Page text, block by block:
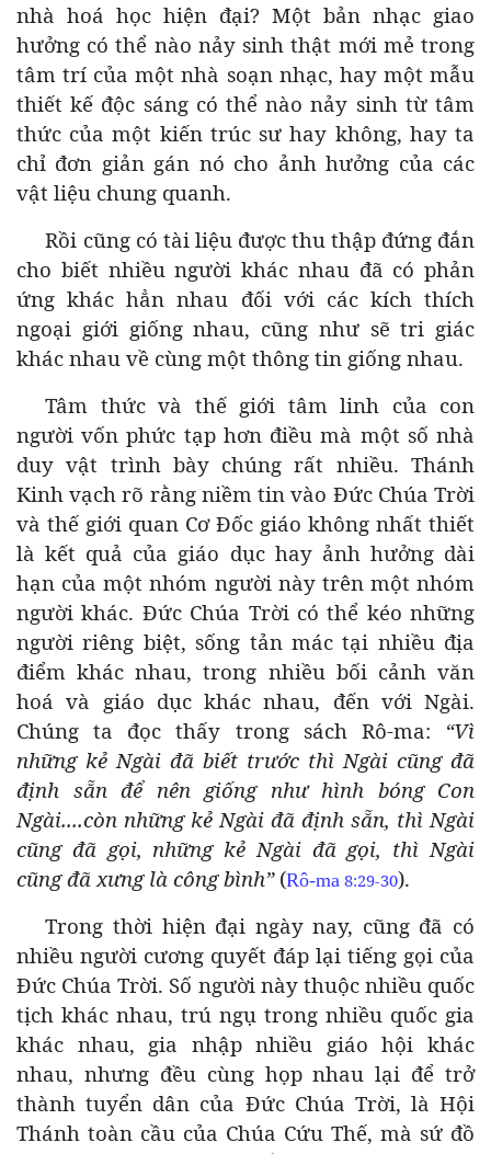
nhà hoá học hiện đại? Một bản nhạc giao
hưởng có thể nào nảy sinh thật mới mẻ trong
tâm trí của một nhà soạn nhạc, hay một mẫu
thiết kế độc sáng có thể nào nảy sinh từ tâm
thức của một kiến trúc sư hay không, hay ta
chỉ đơn giản gán nó cho ảnh hưởng của các
vật liệu chung quanh.
Rồi cũng có tài liệu được thu thập đứng đắn
cho biết nhiều người khác nhau đã có phản
ứng khác hẳn nhau đối với các kích thích
ngoại giới giống nhau, cũng như sẽ tri giác
khác nhau về cùng một thông tin giống nhau.
Tâm thức và thế giới tâm linh của con
người vốn phức tạp hơn điều mà một số nhà
duy vật trình bày chúng rất nhiều. Thánh
Kinh vạch rõ rằng niềm tin vào Đức Chúa Trời
và thế giới quan Cơ Đốc giáo không nhất thiết
là kết quả của giáo dục hay ảnh hưởng dài
hạn của một nhóm người này trên một nhóm
người khác. Đức Chúa Trời có thể kéo những
người riêng biệt, sống tản mác tại nhiều địa
điểm khác nhau, trong nhiều bối cảnh văn
hoá và giáo dục khác nhau, đến với Ngài.
Chúng ta đọc thấy trong sách Rô-ma: “Vì
những kẻ Ngài đã biết trước thì Ngài cũng đã
định sẵn để nên giống như hình bóng Con
Ngài....còn những kẻ Ngài đã định sẵn, thì Ngài
cũng đã gọi, những kẻ Ngài đã gọi, thì Ngài
cũng đã xưng là công bình”(Rô-ma 8:29-30).
Trong thời hiện đại ngày nay, cũng đã có
nhiều người cương quyết đáp lại tiếng gọi của
Đức Chúa Trời. Số người này thuộc nhiều quốc
tịch khác nhau, trú ngụ trong nhiều quốc gia
khác nhau, gia nhập nhiều giáo hội khác
nhau, nhưng đều cùng họp nhau lại để trở
thành tuyển dân của Đức Chúa Trời, là Hội
Thánh toàn cầu của Chúa Cứu Thế, mà sứ đồ